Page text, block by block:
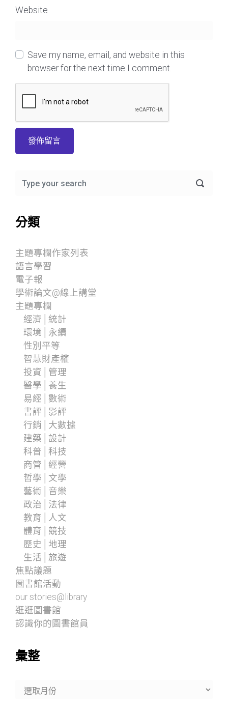
Website
Save my name, email, and website in this
browser for the next time I comment.
分類
主題專欄作家列表
語言學習
電子報
學術論文@線上講堂
主題專欄
經濟│統計
環境│永續
性別平等
智慧財產權
投資│管理
醫學│養生
易經│數術
書評│影評
行銷│大數據
建築│設計
科普│科技
商管│經營
哲學│文學
藝術│音樂
政治│法律
教育│人文
體育│競技
歷史│地理
生活│旅遊
焦點議題
圖書館活動
our stories@library
逛逛圖書館
認識你的圖書館員
彙整